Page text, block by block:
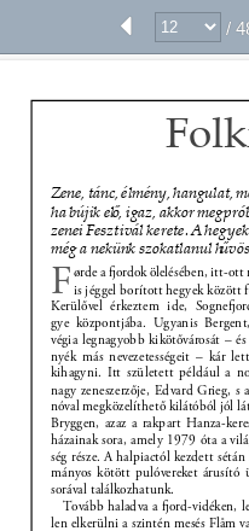
/
F ørde a ordok ölelésében, itt-ott
is jéggel borított hegyek között
Kerülővel érkeztem ide,
gye központjába. Ugyanis
végia legnagyobb kikötővárosát –
nyék más nevezetességeit – kár
kihagyni. Itt született például a
nagy zeneszerzője, Edvard Grieg, s
nóval megközelíthető kilátóból jól
Bryggen, azaz a rakpart Hanza-
házainak sora, amely 1979 óta a
ség része. A halpiactól kezdett sétán
mányos kötött pulóvereket árusító
sorával találkozhatunk.
Tovább haladva a ord-vidéken,
len elkerülni a szintén mesés Flåm
Zene, tánc, élmény, hangulat,
ha bújik elő, igaz, akkor
zenei Fesztivál kerete. A
még a nekünk szokatlanul hű